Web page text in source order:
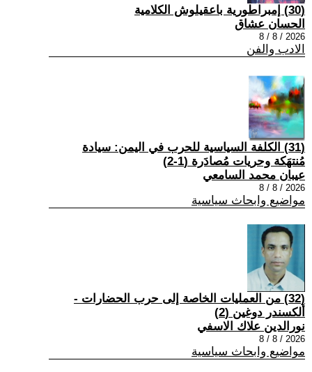
(30) إمبراطورية باعقيلوش الكلامية
الحسان عشاق
2026 / 8 / 8
الادب والفن
(31) الكلفة السياسية للحرب في اليمن: سيادة
مُنتهَكة وحريات مُصادَرة (1-2)
عيبان محمد السامعي
2026 / 8 / 8
مواضيع وابحاث سياسية
(32) من العمليات الخاصة إلى حرب الحضارات -
ألكسندر دوغين (2)
نورالدين علاك الاسفي
2026 / 8 / 8
مواضيع وابحاث سياسية